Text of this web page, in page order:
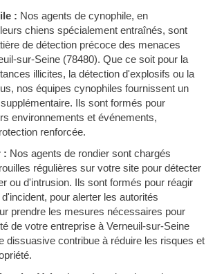
: Nos agents de cynophile, en
chiens spécialement entraînés, sont
de détection précoce des menaces
sur-Seine (78480). Que ce soit pour la
illicites, la détection d'explosifs ou la
nos équipes cynophiles fournissent un
Ils sont formés pour
environnements et événements,
renforcée.
: Nos agents de rondier sont chargés
régulières sur votre site pour détecter
ou d'intrusion. Ils sont formés pour réagir
pour alerter les autorités
prendre les mesures nécessaires pour
de votre entreprise à Verneuil-sur-Seine
dissuasive contribue à réduire les risques et